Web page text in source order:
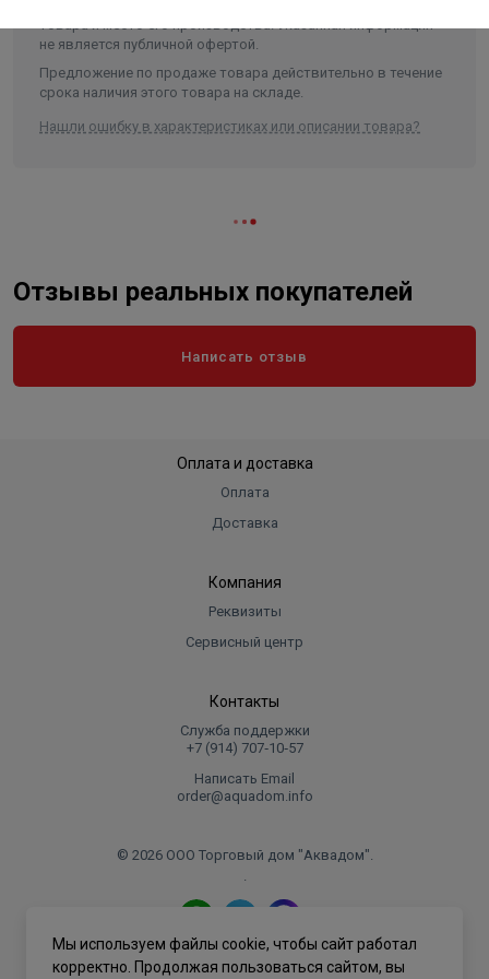
товара и место его производства. Указанная информация
не является публичной офертой.
Предложение по продаже товара действительно в течение
срока наличия этого товара на складе.
Нашли ошибку в характеристиках или описании товара?
Отзывы реальных покупателей
Написать отзыв
Оплата и доставка
Оплата
Доставка
Компания
Реквизиты
Сервисный центр
Контакты
Служба поддержки
+7 (914) 707‑10‑57
Написать Email
order@aquadom.info
© 2026 ООО Торговый дом "Аквадом".
.
Политика конфиденциальности
Мы используем файлы cookie, чтобы сайт работал
корректно. Продолжая пользоваться сайтом, вы